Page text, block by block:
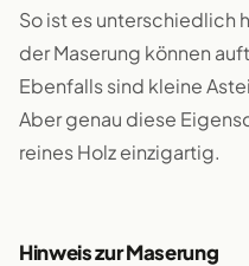
So ist es unterschiedlich
der Maserung können
Ebenfalls sind kleine
Aber genau diese
reines Holz einzigartig.
Hinweis zur Maserung